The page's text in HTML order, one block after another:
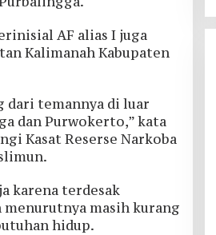
AF alias I juga
Kalimanah Kabupaten
dari temannya di luar
dan Purwokerto,” kata
Kasat Reserse Narkoba
karena terdesak
menurutnya masih kurang
hidup.
Budaya Menjaga Tuk
14 Juli 2024